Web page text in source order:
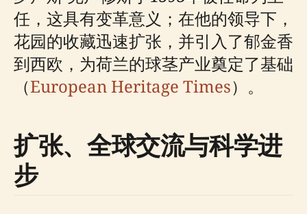
任，这具有变革意义；在他的领导下，
花园的收藏迅速扩张，并引入了郁金香
到西欧，为荷兰的球茎产业奠定了基础
（European Heritage Times）。
扩张、全球交流与科学进
步